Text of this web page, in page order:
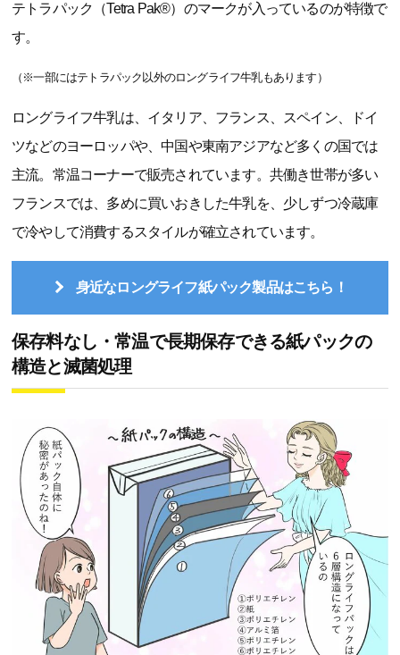
テトラパック（Tetra Pak®）のマークが入っているのが特徴で
す。
（※一部にはテトラパック以外のロングライフ牛乳もあります）
ロングライフ牛乳は、イタリア、フランス、スペイン、ドイ
ツなどのヨーロッパや、中国や東南アジアなど多くの国では
主流。常温コーナーで販売されています。共働き世帯が多い
フランスでは、多めに買いおきした牛乳を、少しずつ冷蔵庫
で冷やして消費するスタイルが確立されています。
身近なロングライフ紙パック製品はこちら！
保存料なし・常温で長期保存できる紙パックの
構造と滅菌処理